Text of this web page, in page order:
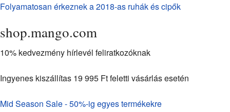
Folyamatosan érkeznek a 2018-as ruhák és cipők
shop.mango.com
10% kedvezmény hírlevél feliratkozóknak
Ingyenes kiszállítas 19 995 Ft feletti vásárlás esetén
Mid Season Sale - 50%-ig egyes termékekre